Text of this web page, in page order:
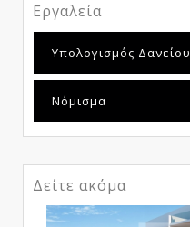
Εργαλεία
Υπολογισμός Δανείου
Νόμισμα
Δείτε ακόμα